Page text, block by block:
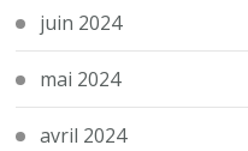
juin 2024
mai 2024
avril 2024